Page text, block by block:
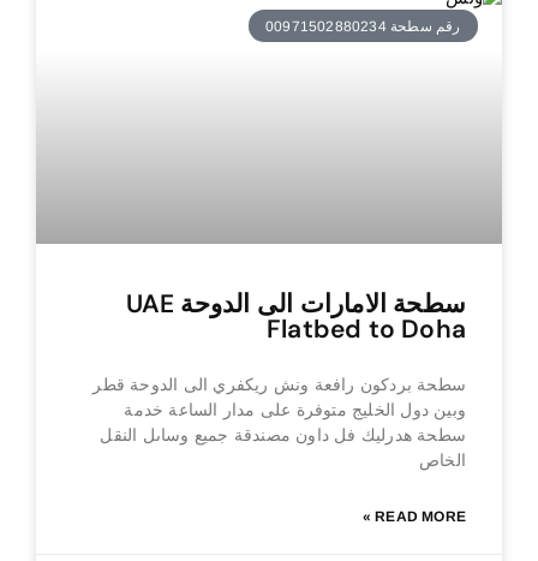
رقم سطحة 00971502880234
سطحة الامارات الى الدوحة UAE
Flatbed to Doha
سطحة بردكون رافعة ونش ريكفري الى الدوحة قطر
وبين دول الخليج متوفرة على مدار الساعة خدمة
سطحة هدرليك فل داون مصندقة جميع وساىل النقل
الخاص
READ MORE »